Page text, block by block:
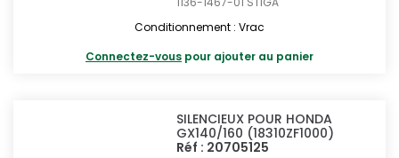
Conditionnement : Vrac
Connectez-vous pour ajouter au panier
SILENCIEUX POUR HONDA
GX140/160 (18310ZF1000)
Réf : 20705125